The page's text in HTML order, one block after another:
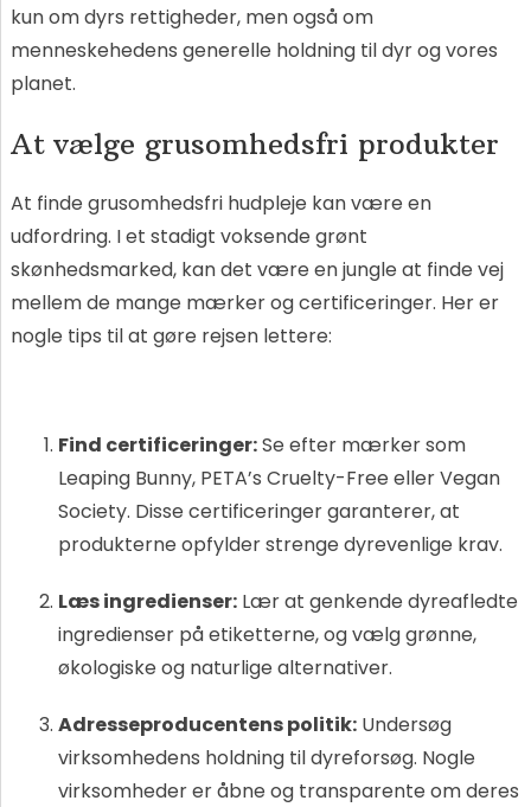
kun om dyrs rettigheder, men også om
menneskehedens generelle holdning til dyr og vores
planet.
At vælge grusomhedsfri produkter
At finde grusomhedsfri hudpleje kan være en
udfordring. I et stadigt voksende grønt
skønhedsmarked, kan det være en jungle at finde vej
mellem de mange mærker og certificeringer. Her er
nogle tips til at gøre rejsen lettere:
Find certificeringer:Se efter mærker som
Leaping Bunny, PETA’s Cruelty-Free eller Vegan
Society. Disse certificeringer garanterer, at
produkterne opfylder strenge dyrevenlige krav.
Læs ingredienser:Lær at genkende dyreafledte
ingredienser på etiketterne, og vælg grønne,
økologiske og naturlige alternativer.
Adresseproducentens politik:Undersøg
virksomhedens holdning til dyreforsøg. Nogle
virksomheder er åbne og transparente om deres